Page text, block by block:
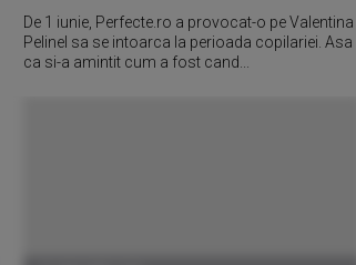
De 1 iunie, Perfecte.ro a provocat-o pe Valentina
Pelinel sa se intoarca la perioada copilariei. Asa
ca si-a amintit cum a fost cand...